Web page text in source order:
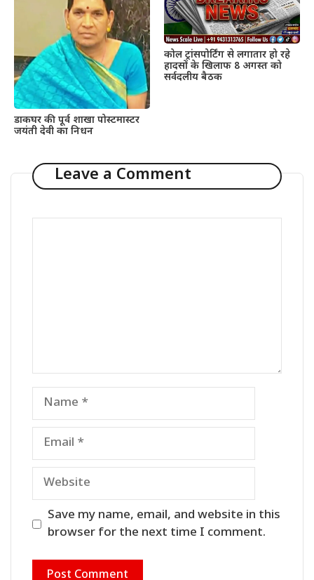
डाकघर की पूर्व शाखा पोस्टमास्टर
जयंती देवी का निधन
कोल ट्रांसपोर्टिंग से लगातार हो रहे
हादसों के खिलाफ 8 अगस्त को
सर्वदलीय बैठक
Leave a Comment
Name
Email
Website
Save my name, email, and website in this
browser for the next time I comment.